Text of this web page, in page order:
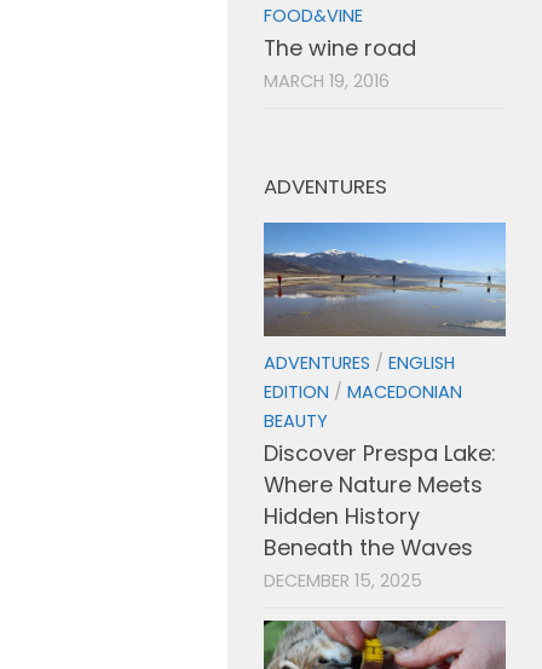
FOOD&VINE
The wine road
MARCH 19, 2016
ADVENTURES
ADVENTURES / ENGLISH
EDITION / MACEDONIAN
BEAUTY
Discover Prespa Lake:
Where Nature Meets
Hidden History
Beneath the Waves
DECEMBER 15, 2025